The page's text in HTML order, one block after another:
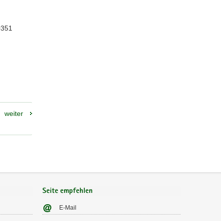
weiter
Seite empfehlen
E-Mail